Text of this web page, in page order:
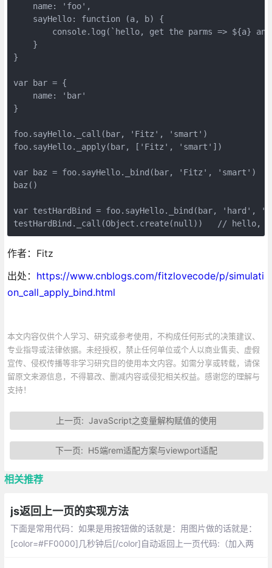
    name: 'foo',
    sayHello: function (a, b) {
console.log(`hello, get the parms => ${a}
    }
}
var bar = {
    name: 'bar'
}
foo.sayHello._call(bar, 'Fitz', 'smart')
foo.sayHello._apply(bar, ['Fitz', 'smart'])
var baz = foo.sayHello._bind(bar, 'Fitz', 'smart')
baz()
var testHardBind = foo.sayHello._bind(bar, 'hard',
testHardBind._call(Object.create(null))   // hello, get
作者：Fitz
出处： https://www.cnblogs.com/fitzlovecode/p/simulati
on_call_apply_bind.html
本文内容仅供个人学习、研究或参考使用，不构成任何形式的决策建议、
专业指导或法律依据。未经授权，禁止任何单位或个人以商业售卖、虚假
宣传、侵权传播等非学习研究目的使用本文内容。如需分享或转载，请保
留原文来源信息，不得篡改、删减内容或侵犯相关权益。感谢您的理解与
支持！
上一页:JavaScript之变量解构赋值的使用
下一页: H5端rem适配方案与viewport适配
相关推荐
js返回上一页的实现方法
下面是常用代码：如果是用按钮做的话就是：用图片做的话就是：
[color=#FF0000]几秒钟后[/color]自动返回上一页代码:（加入两